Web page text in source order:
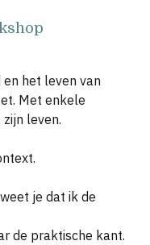
het leven van
Met enkele
leven.
je dat ik de
de praktische kant.